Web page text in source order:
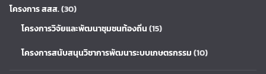
โครงการ สสส.(30)
โครงการวิจัยและพัฒนาชุมชนท้องถิ่น(15)
โครงการสนับสนุนวิชาการพัฒนาระบบเกษตรกรรม(10)